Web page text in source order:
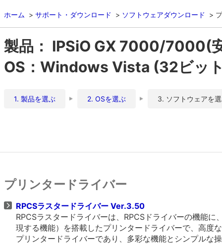
ホーム サポート・ダウンロード ソフトウェアダウンロード
製品： IPSiO GX 7000/7000(
OS：Windows Vista (32ビッ
1. 製品を選ぶ 2. OSを選ぶ 3. ソフトウェアを
プリンタードライバー
RPCSラスタードライバー Ver.3.50
RPCSラスタードライバーは、RPCSドライバーの機能
現する機能）を搭載したプリンタードライバーで、高
プリンタードライバーであり、多彩な機能とシンプルな